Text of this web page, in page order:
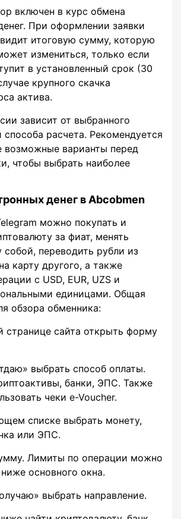
включен в курс обмена
При оформлении заявки
итоговую сумму, которую
измениться, только если
в установленный срок (30
крупного скачка
актива.
зависит от выбранного
способа расчета. Рекомендуется
возможные варианты перед
чтобы выбрать наиболее
денег в Abcobmen
можно покупать и
за фиат, менять
переводить рубли из
карту другого, а также
с USD, EUR, UZS и
единицами. Общая
обзора обменника:
странице сайта открыть форму
выбрать способ оплаты.
банки, ЭПС. Также
чеки e-Voucher.
списке выбрать монету,
или ЭПС.
Лимиты по операции можно
основного окна.
выбрать направление.